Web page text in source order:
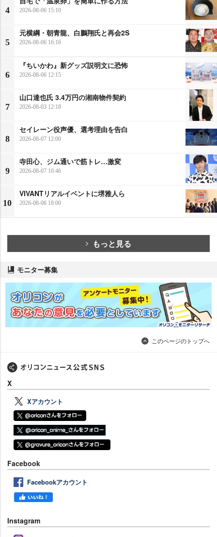
4 2026-08-06 15:10
5
元横綱・朝青龍、白鵬翔氏と再会2S
2026-08-06 16:16
6
『ちいかわ』新グッズ説明文に恐怖
2026-08-06 12:15
7
山口達也氏 3.4万円の湘南物件契約
2026-08-03 12:18
8
セイレーン役声優、選考理由を告白
2026-08-07 12:00
9
寺田心、ジム通いで筋トレ…激変
2026-08-07 10:46
10
VIVANTリアルイベントに堺雅人ら
2026-08-06 18:00
もっと見る
モニター募集
このページのトップへ
X
Xアカウント
Facebook
Facebookアカウント
Instagram